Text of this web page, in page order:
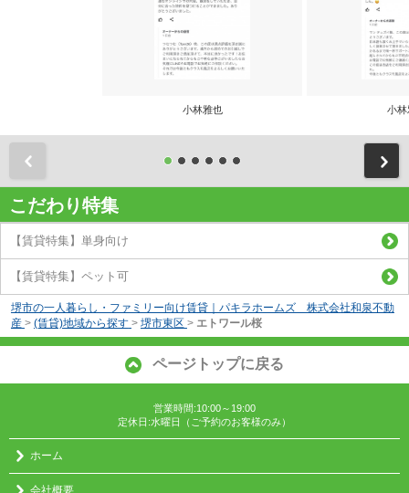
小林雅也 小林
こだわり特集
【賃貸特集】単身向け
【賃貸特集】ペット可
堺市の一人暮らし・ファミリー向け賃貸｜パキラホームズ 株式会社和泉不動
産 > (賃貸)地域から探す > 堺市東区 > エトワール桜
ページトップに戻る
営業時間:10:00～19:00
定休日:水曜日（ご予約のお客様のみ）
ホーム